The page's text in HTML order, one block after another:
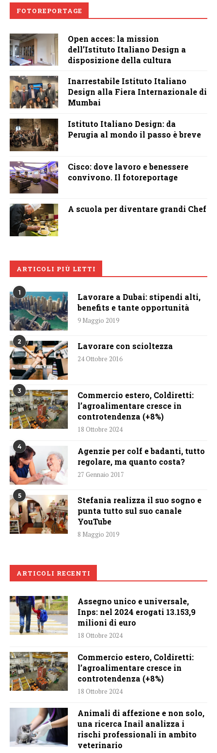
FOTOREPORTAGE
Open acces: la mission
dell’Istituto Italiano Design a
disposizione della cultura
Inarrestabile Istituto Italiano
Design alla Fiera Internazionale di
Mumbai
Istituto Italiano Design: da
Perugia al mondo il passo è breve
Cisco: dove lavoro e benessere
convivono. Il fotoreportage
A scuola per diventare grandi Chef
ARTICOLI PIÙ LETTI
1
Lavorare a Dubai: stipendi alti,
benefits e tante opportunità
9 Maggio 2019
2 Lavorare con scioltezza
24 Ottobre 2016
3
Commercio estero, Coldiretti:
l’agroalimentare cresce in
controtendenza (+8%)
18 Ottobre 2024
4
Agenzie per colf e badanti, tutto
regolare, ma quanto costa?
27 Gennaio 2017
5
Stefania realizza il suo sogno e
punta tutto sul suo canale
YouTube
8 Maggio 2019
ARTICOLI RECENTI
Assegno unico e universale,
Inps: nel 2024 erogati 13.153,9
milioni di euro
18 Ottobre 2024
Commercio estero, Coldiretti:
l’agroalimentare cresce in
controtendenza (+8%)
18 Ottobre 2024
Animali di affezione e non solo,
una ricerca Inail analizza i
rischi professionali in ambito
veterinario